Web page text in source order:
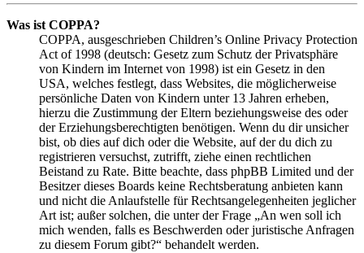
Was ist COPPA?
COPPA, ausgeschrieben Children’s Online Privacy Protection
Act of 1998 (deutsch: Gesetz zum Schutz der Privatsphäre
von Kindern im Internet von 1998) ist ein Gesetz in den
USA, welches festlegt, dass Websites, die möglicherweise
persönliche Daten von Kindern unter 13 Jahren erheben,
hierzu die Zustimmung der Eltern beziehungsweise des oder
der Erziehungsberechtigten benötigen. Wenn du dir unsicher
bist, ob dies auf dich oder die Website, auf der du dich zu
registrieren versuchst, zutrifft, ziehe einen rechtlichen
Beistand zu Rate. Bitte beachte, dass phpBB Limited und der
Besitzer dieses Boards keine Rechtsberatung anbieten kann
und nicht die Anlaufstelle für Rechtsangelegenheiten jeglicher
Art ist; außer solchen, die unter der Frage „An wen soll ich
mich wenden, falls es Beschwerden oder juristische Anfragen
zu diesem Forum gibt?“ behandelt werden.